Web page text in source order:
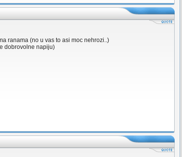
ranama (no u vas to asi moc nehrozi..)
dobrovolne napiju)